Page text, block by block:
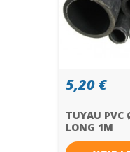
5,20 €
TUYAU PVC
LONG 1M